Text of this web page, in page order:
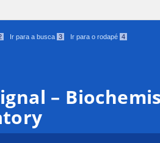
Ir para a busca 3 Ir para o rodapé 4
–